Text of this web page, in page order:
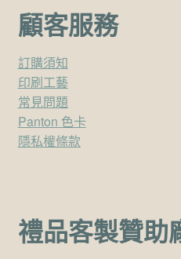
顧客服務
訂購須知
印刷工藝
常見問題
Panton 色卡
隱私權條款
禮品客製贊助